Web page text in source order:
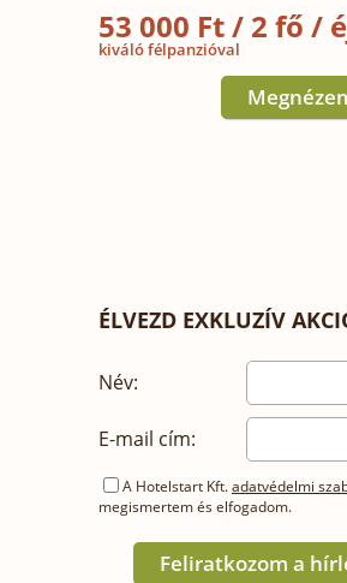
53 000 Ft / 2 fő /
kiváló félpanzióval
ÉLVEZD EXKLUZÍV
Név:
E-mail cím:
A Hotelstart Kft.adatvédelmi
megismertem és elfogadom.